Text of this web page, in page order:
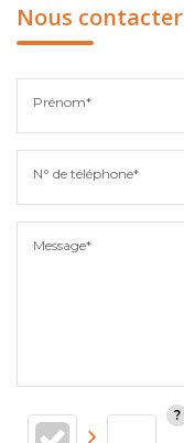
Nous contacter
Prénom*
N° de téléphone*
Message*